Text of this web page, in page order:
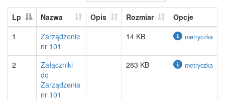
Lp Nazwa Opis Rozmiar
Opcje
1
Zarządzenie
nr 101
14 KB metryczka
2
Załączniki
do
Zarządzenia
nr 101
283 KB metryczka